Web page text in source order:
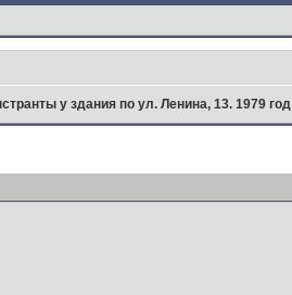
у здания по ул. Ленина, 13. 1979 год